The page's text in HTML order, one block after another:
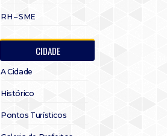
RH – SME
CIDADE
A Cidade
Histórico
Pontos Turísticos